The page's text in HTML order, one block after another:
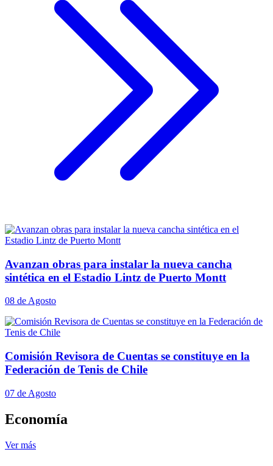
Avanzan obras para instalar la nueva cancha
sintética en el Estadio Lintz de Puerto Montt
08 de Agosto
Comisión Revisora de Cuentas se constituye en la
Federación de Tenis de Chile
07 de Agosto
Economía
Ver más